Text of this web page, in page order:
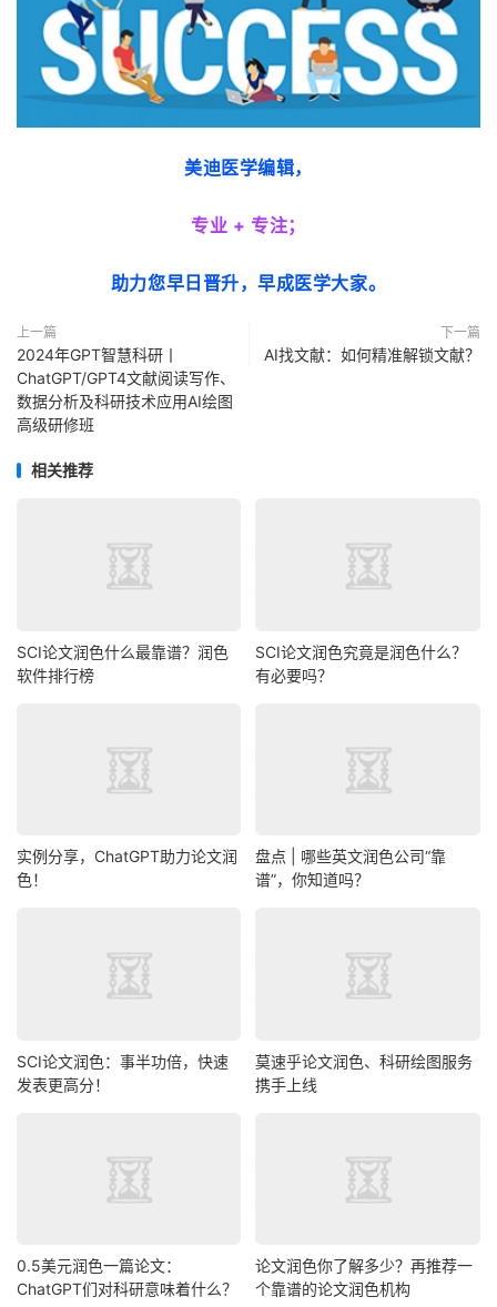
美迪医学编辑，
专业 + 专注；
助力您早日晋升，早成医学大家。
上一篇
2024年GPT智慧科研丨
ChatGPT/GPT4文献阅读写作、
数据分析及科研技术应用AI绘图
高级研修班
下一篇
AI找文献：如何精准解锁文献？
相关推荐
SCI论文润色什么最靠谱？润色
软件排行榜
SCI论文润色究竟是润色什么？
有必要吗？
实例分享，ChatGPT助力论文润
色！
盘点 | 哪些英文润色公司“靠
谱”，你知道吗？
SCI论文润色：事半功倍，快速
发表更高分！
莫速乎论文润色、科研绘图服务
携手上线
0.5美元润色一篇论文：
ChatGPT们对科研意味着什么？
论文润色你了解多少？再推荐一
个靠谱的论文润色机构